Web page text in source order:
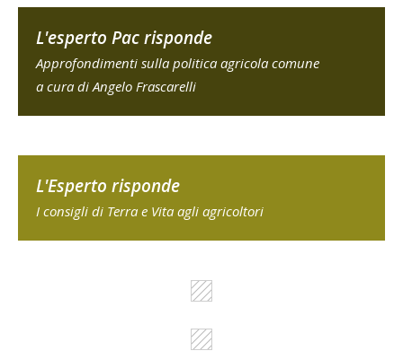
L'esperto Pac risponde
Approfondimenti sulla politica agricola comune
a cura di Angelo Frascarelli
L'Esperto risponde
I consigli di Terra e Vita agli agricoltori